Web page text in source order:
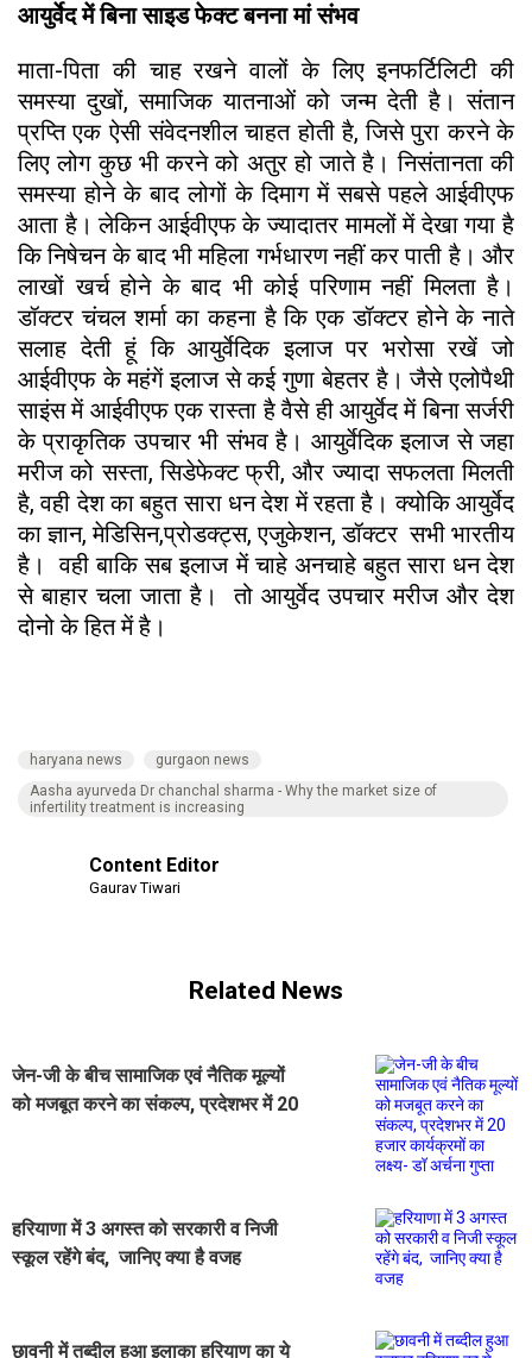
आयुर्वेद में बिना साइड फेक्ट बनना मां संभव
माता-पिता की चाह रखने वालों के लिए इनफर्टिलिटी की
समस्या दुखों, समाजिक यातनाओं को जन्म देती है। संतान
प्रप्ति एक ऐसी संवेदनशील चाहत होती है, जिसे पुरा करने के
लिए लोग कुछ भी करने को अतुर हो जाते है। निसंतानता की
समस्या होने के बाद लोगों के दिमाग में सबसे पहले आईवीएफ
आता है। लेकिन आईवीएफ के ज्यादातर मामलों में देखा गया है
कि निषेचन के बाद भी महिला गर्भधारण नहीं कर पाती है। और
लाखों खर्च होने के बाद भी कोई परिणाम नहीं मिलता है।
डॉक्टर चंचल शर्मा का कहना है कि एक डॉक्टर होने के नाते
सलाह देती हूं कि आयुर्वेदिक इलाज पर भरोसा रखें जो
आईवीएफ के महंगें इलाज से कई गुणा बेहतर है। जैसे एलोपैथी
साइंस में आईवीएफ एक रास्ता है वैसे ही आयुर्वेद में बिना सर्जरी
के प्राकृतिक उपचार भी संभव है। आयुर्वेदिक इलाज से जहा
मरीज को सस्ता, सिडेफेक्ट फ्री, और ज्यादा सफलता मिलती
है, वही देश का बहुत सारा धन देश में रहता है। क्योकि आयुर्वेद
का ज्ञान, मेडिसिन,प्रोडक्ट्स, एजुकेशन, डॉक्टर सभी भारतीय
है। वही बाकि सब इलाज में चाहे अनचाहे बहुत सारा धन देश
से बाहार चला जाता है। तो आयुर्वेद उपचार मरीज और देश
दोनो के हित में है।
haryana news
gurgaon news
Aasha ayurveda Dr chanchal sharma - Why the market size of
infertility treatment is increasing
Content Editor
Gaurav Tiwari
Related News
जेन-जी के बीच सामाजिक एवं नैतिक मूल्यों
को मजबूत करने का संकल्प, प्रदेशभर में 20
हरियाणा में 3 अगस्त को सरकारी व निजी
स्कूल रहेंगे बंद, जानिए क्या है वजह
छावनी में तब्दील हुआ इलाका हरियाण का ये